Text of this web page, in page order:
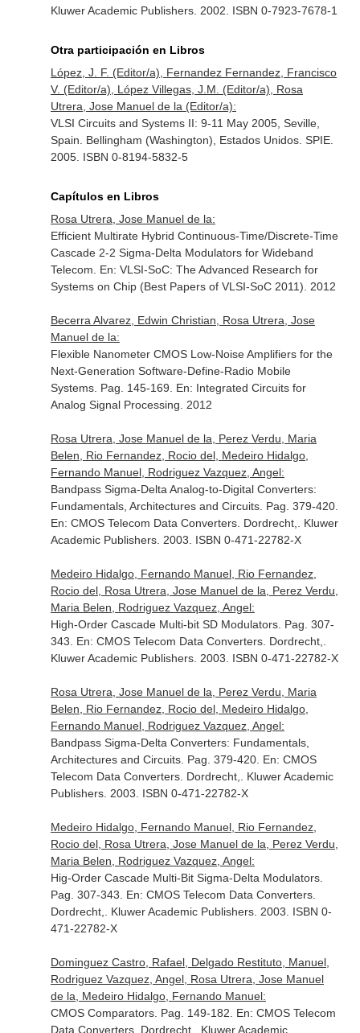
Kluwer Academic Publishers. 2002. ISBN 0-7923-7678-1
Otra participación en Libros
López, J. F. (Editor/a), Fernandez Fernandez, Francisco
V. (Editor/a), López Villegas, J.M. (Editor/a), Rosa
Utrera, Jose Manuel de la (Editor/a):
VLSI Circuits and Systems II: 9-11 May 2005, Seville,
Spain. Bellingham (Washington), Estados Unidos. SPIE.
2005. ISBN 0-8194-5832-5
Capítulos en Libros
Rosa Utrera, Jose Manuel de la:
Efficient Multirate Hybrid Continuous-Time/Discrete-Time
Cascade 2-2 Sigma-Delta Modulators for Wideband
Telecom. En: VLSI-SoC: The Advanced Research for
Systems on Chip (Best Papers of VLSI-SoC 2011) . 2012
Becerra Alvarez, Edwin Christian, Rosa Utrera, Jose
Manuel de la:
Flexible Nanometer CMOS Low-Noise Amplifiers for the
Next-Generation Software-Define-Radio Mobile
Systems. Pag. 145-169. En: Integrated Circuits for
Analog Signal Processing . 2012
Rosa Utrera, Jose Manuel de la, Perez Verdu, Maria
Belen, Rio Fernandez, Rocio del, Medeiro Hidalgo,
Fernando Manuel, Rodriguez Vazquez, Angel:
Bandpass Sigma-Delta Analog-to-Digital Converters:
Fundamentals, Architectures and Circuits. Pag. 379-420.
En: CMOS Telecom Data Converters. Dordrecht,. Kluwer
Academic Publishers. 2003. ISBN 0-471-22782-X
Medeiro Hidalgo, Fernando Manuel, Rio Fernandez,
Rocio del, Rosa Utrera, Jose Manuel de la, Perez Verdu,
Maria Belen, Rodriguez Vazquez, Angel:
High-Order Cascade Multi-bit SD Modulators. Pag. 307-
343. En: CMOS Telecom Data Converters. Dordrecht,.
Kluwer Academic Publishers. 2003. ISBN 0-471-22782-X
Rosa Utrera, Jose Manuel de la, Perez Verdu, Maria
Belen, Rio Fernandez, Rocio del, Medeiro Hidalgo,
Fernando Manuel, Rodriguez Vazquez, Angel:
Bandpass Sigma-Delta Converters: Fundamentals,
Architectures and Circuits. Pag. 379-420. En: CMOS
Telecom Data Converters. Dordrecht,. Kluwer Academic
Publishers. 2003. ISBN 0-471-22782-X
Medeiro Hidalgo, Fernando Manuel, Rio Fernandez,
Rocio del, Rosa Utrera, Jose Manuel de la, Perez Verdu,
Maria Belen, Rodriguez Vazquez, Angel:
Hig-Order Cascade Multi-Bit Sigma-Delta Modulators.
Pag. 307-343. En: CMOS Telecom Data Converters.
Dordrecht,. Kluwer Academic Publishers. 2003. ISBN 0-
471-22782-X
Dominguez Castro, Rafael, Delgado Restituto, Manuel,
Rodriguez Vazquez, Angel, Rosa Utrera, Jose Manuel
de la, Medeiro Hidalgo, Fernando Manuel:
CMOS Comparators. Pag. 149-182. En: CMOS Telecom
Data Converters. Dordrecht,. Kluwer Academic